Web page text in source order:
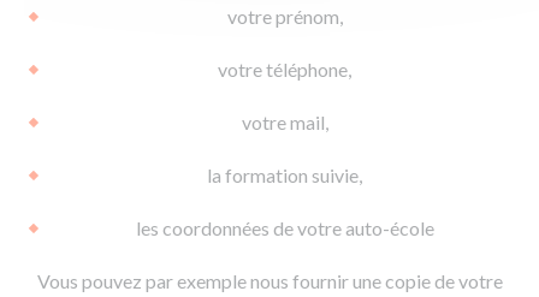
votre prénom,
votre téléphone,
votre mail,
la formation suivie,
les coordonnées de votre auto-école
Vous pouvez par exemple nous fournir une copie de votre